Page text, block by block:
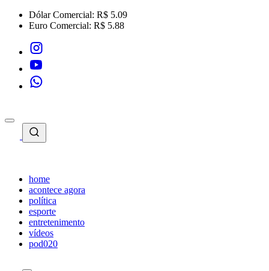
Dólar Comercial: R$ 5.09
Euro Comercial: R$ 5.88
home
acontece agora
política
esporte
entretenimento
vídeos
pod020